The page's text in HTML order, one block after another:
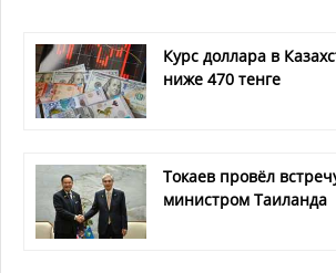
Курс доллара в
ниже 470 тенге
Токаев провёл
министром Таиланда